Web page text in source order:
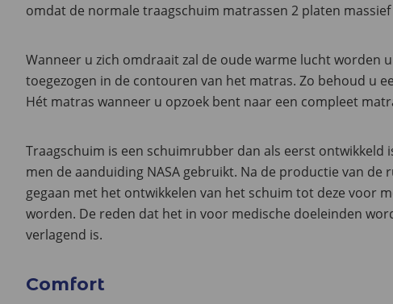
omdat de normale traagschuim matrassen 2 platen
Wanneer u zich omdraait zal de oude warme lucht worden
toegezogen in de contouren van het matras. Zo behoud u
Hét matras wanneer u opzoek bent naar een compleet
Traagschuim is een schuimrubber dan als eerst ontwikkeld
men de aanduiding NASA gebruikt. Na de productie van
gegaan met het ontwikkelen van het schuim tot deze voor
worden. De reden dat het in voor medische doeleinden
verlagend is.
Comfort